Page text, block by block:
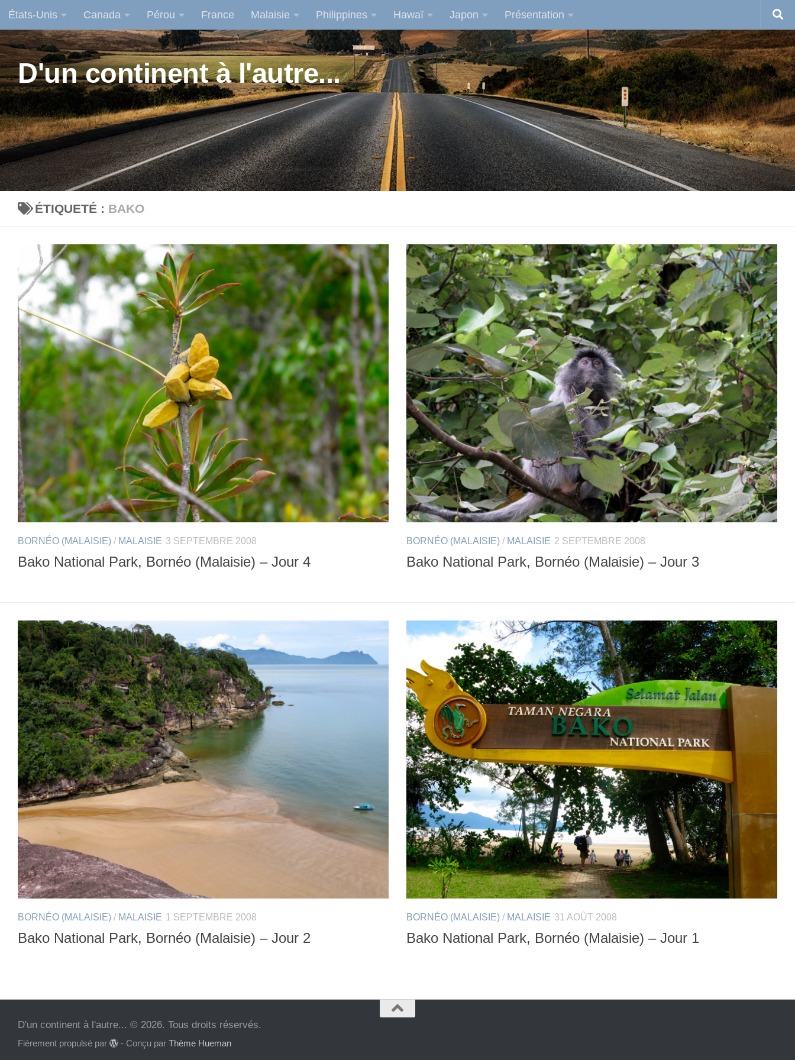
Skip to content
États-Unis Canada Pérou France Malaisie Philippines Hawaï Japon Présentation
D'un continent à l'autre...
ÉTIQUETÉ : BAKO
BORNÉO (MALAISIE) / MALAISIE 3 SEPTEMBRE 2008
Bako National Park, Bornéo (Malaisie) – Jour 4
BORNÉO (MALAISIE) / MALAISIE 2 SEPTEMBRE 2008
Bako National Park, Bornéo (Malaisie) – Jour 3
BORNÉO (MALAISIE) / MALAISIE 1 SEPTEMBRE 2008
Bako National Park, Bornéo (Malaisie) – Jour 2
BORNÉO (MALAISIE) / MALAISIE 31 AOÛT 2008
Bako National Park, Bornéo (Malaisie) – Jour 1
D'un continent à l'autre... © 2026. Tous droits réservés.
Fièrement propulsé par - Conçu par Thème Hueman